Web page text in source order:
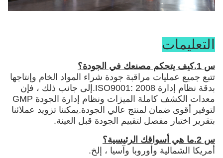
التعليمات
س 1.كيف يتحكم مصنعك في الجودة؟
تتبع جميع عمليات مراقبة جودة شراء المواد الخام وإنتاجها
بدقة نظام إدارة ISO9001: 2008.إلى جانب ذلك ، فإن
معدات الكشف كاملة الميزات ونظام إدارة الجودة GMP
لتوفير أقوى ضمان لمنتج عالي الجودة.يمكننا تزويد عملائنا
بتقرير اختبار مفصل لتقييم الجودة قبل العينة.
س 2.ما هي أسواقك الرئيسية؟
أمريكا الشمالية وأوروبا وآسيا ، إلخ.